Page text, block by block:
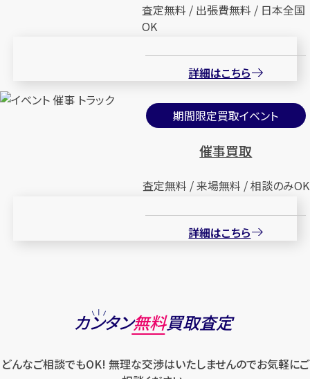
査定無料 / 出張費無料 / 日本全国
OK
詳細はこちら
期間限定買取イベント
催事買取
査定無料 / 来場無料 / 相談のみOK
詳細はこちら
カンタン無料買取査定
どんなご相談でもOK! 無理な交渉はいたしませんのでお気軽にご